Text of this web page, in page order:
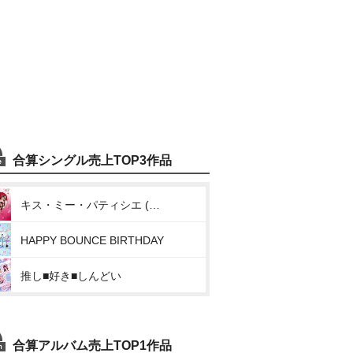
合算シングル売上TOP3作品
HAPPY BOUNCE BIRTHDAY
推し■好き■しんどい
合算アルバム売上TOP1作品